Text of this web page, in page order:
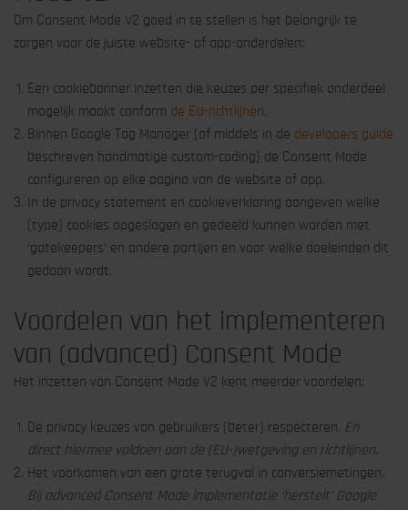
Om Consent Mode V2 goed in te stellen is het belangrijk te
zorgen voor de juiste website- of app-onderdelen:
Een cookiebanner inzetten die keuzes per specifiek onderdeel
mogelijk maakt conform de EU-richtlijnen.
Binnen Google Tag Manager (of middels in de developers guide
beschreven handmatige custom-coding) de Consent Mode
configureren op elke pagina van de website of app.
In de privacy statement en cookieverklaring aangeven welke
(type) cookies opgeslagen en gedeeld kunnen worden met
‘gatekeepers’ en andere partijen en voor welke doeleinden dit
gedaan wordt.
Voordelen van het implementeren
van (advanced) Consent Mode
Het inzetten van Consent Mode V2 kent meerder voordelen:
De privacy keuzes van gebruikers (beter) respecteren. En
direct hiermee voldoen aan de (EU-)wetgeving en richtlijnen.
Het voorkomen van een grote terugval in conversiemetingen.
Bij advanced Consent Mode implementatie ‘herstelt’ Google